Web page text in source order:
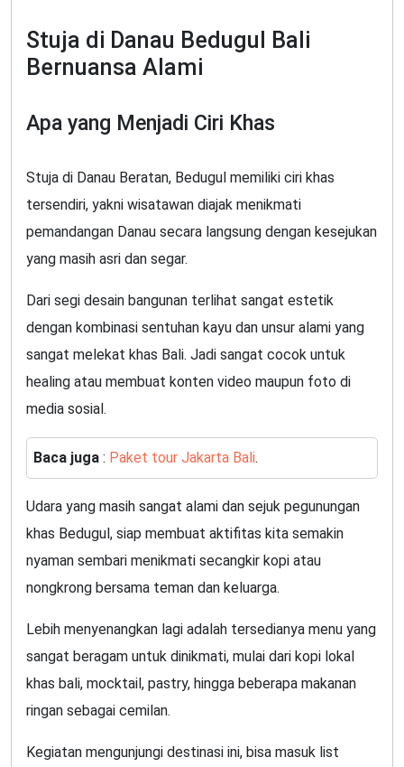
Stuja di Danau Bedugul Bali
Bernuansa Alami
Apa yang Menjadi Ciri Khas
Stuja di Danau Beratan, Bedugul memiliki ciri khas
tersendiri, yakni wisatawan diajak menikmati
pemandangan Danau secara langsung dengan kesejukan
yang masih asri dan segar.
Dari segi desain bangunan terlihat sangat estetik
dengan kombinasi sentuhan kayu dan unsur alami yang
sangat melekat khas Bali. Jadi sangat cocok untuk
healing atau membuat konten video maupun foto di
media sosial.
Baca juga : Paket tour Jakarta Bali.
Udara yang masih sangat alami dan sejuk pegunungan
khas Bedugul, siap membuat aktifitas kita semakin
nyaman sembari menikmati secangkir kopi atau
nongkrong bersama teman dan keluarga.
Lebih menyenangkan lagi adalah tersedianya menu yang
sangat beragam untuk dinikmati, mulai dari kopi lokal
khas bali, mocktail, pastry, hingga beberapa makanan
ringan sebagai cemilan.
Kegiatan mengunjungi destinasi ini, bisa masuk list